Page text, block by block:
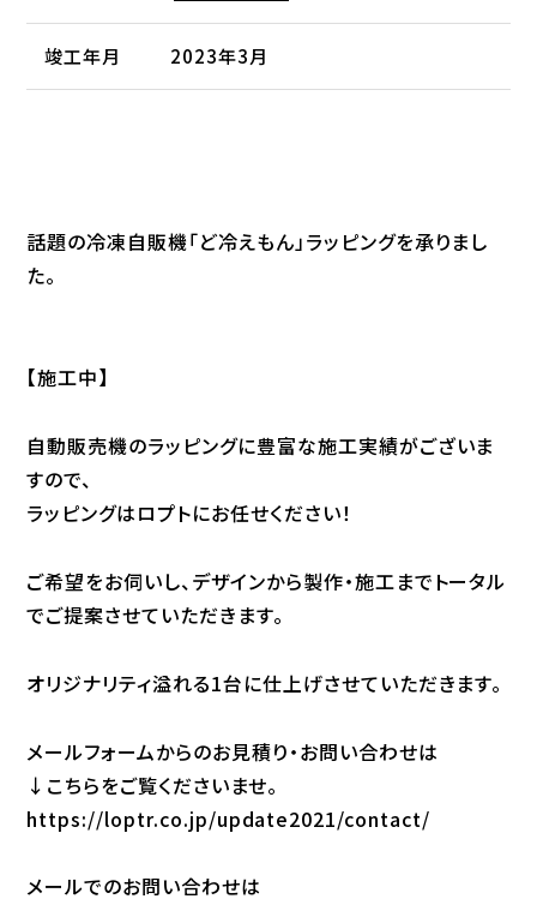
竣工年月 2023年3月
話題の冷凍自販機「ど冷えもん」ラッピングを承りまし
た。
【施工中】
自動販売機のラッピングに豊富な施工実績がございま
すので、
ラッピングはロプトにお任せください！
ご希望をお伺いし、デザインから製作・施工までトータル
でご提案させていただきます。
オリジナリティ溢れる1台に仕上げさせていただきます。
メールフォームからのお見積り・お問い合わせは
↓こちらをご覧くださいませ。
https://loptr.co.jp/update2021/contact/
メールでのお問い合わせは